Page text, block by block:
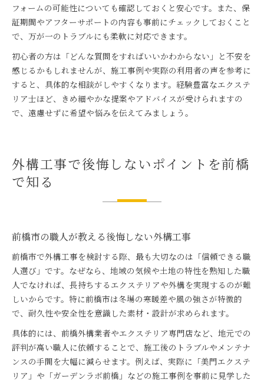
フォームの可能性についても確認しておくと安心です。また、保
証期間やアフターサポートの内容も事前にチェックしておくこと
で、万が一のトラブルにも柔軟に対応できます。
初心者の方は「どんな質問をすればいいかわからない」と不安を
感じるかもしれませんが、施工事例や実際の利用者の声を参考に
すると、具体的な相談がしやすくなります。経験豊富なエクステ
リア士ほど、きめ細やかな提案やアドバイスが受けられますの
で、遠慮せずに希望や悩みを伝えてみましょう。
外構工事で後悔しないポイントを前橋
で知る
前橋市の職人が教える後悔しない外構工事
前橋市で外構工事を検討する際、最も大切なのは「信頼できる職
人選び」です。なぜなら、地域の気候や土地の特性を熟知した職
人でなければ、長持ちするエクステリアや外構を実現するのが難
しいからです。特に前橋市は冬場の寒暖差や風の強さが特徴的
で、耐久性や安全性を意識した素材・設計が求められます。
具体的には、前橋外構業者やエクステリア専門店など、地元での
評判が高い職人に依頼することで、施工後のトラブルやメンテナ
ンスの手間を大幅に減らせます。例えば、実際に「美門エクステ
リア」や「ガーデンラボ前橋」などの施工事例を事前に見学した